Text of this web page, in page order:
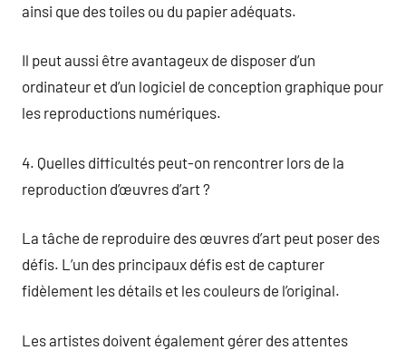
ainsi que des toiles ou du papier adéquats.
Il peut aussi être avantageux de disposer d’un
ordinateur et d’un logiciel de conception graphique pour
les reproductions numériques.
4. Quelles difficultés peut-on rencontrer lors de la
reproduction d’œuvres d’art ?
La tâche de reproduire des œuvres d’art peut poser des
défis. L’un des principaux défis est de capturer
fidèlement les détails et les couleurs de l’original.
Les artistes doivent également gérer des attentes